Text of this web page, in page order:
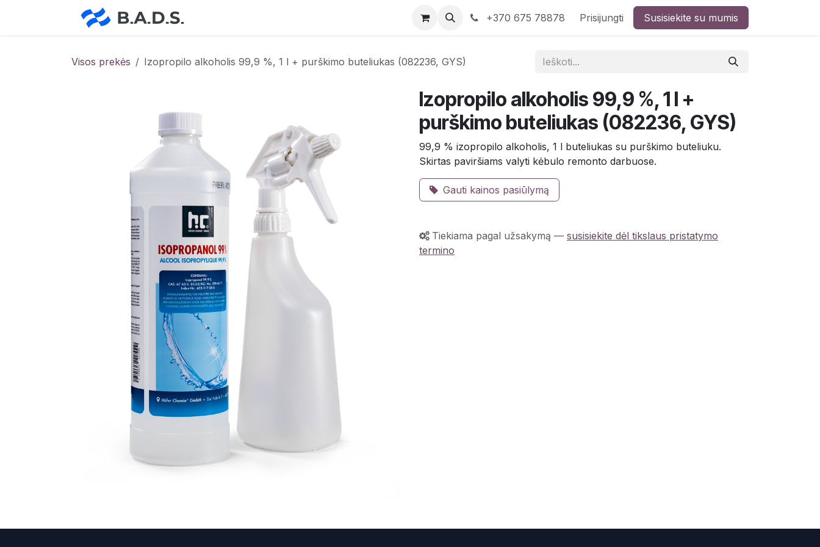
+370 675 78878 Prisijungti Susisiekite su mumis
Visos prekės Izopropilo alkoholis 99,9 %, 1 l + purškimo buteliukas (082236, GYS)
Izopropilo alkoholis 99,9 %, 1 l +
purškimo buteliukas (082236, GYS)
99,9 % izopropilo alkoholis, 1 l buteliukas su purškimo buteliuku.
Skirtas paviršiams valyti kėbulo remonto darbuose.
Gauti kainos pasiūlymą
Tiekiama pagal užsakymą — susisiekite dėl tikslaus pristatymo
termino